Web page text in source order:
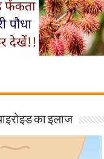
का इलाज